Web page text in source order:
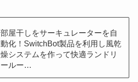
部屋干しをサーキュレーターを自
動化！SwitchBot製品を利用し風乾
燥システムを作って快適ランドリ
ールー…